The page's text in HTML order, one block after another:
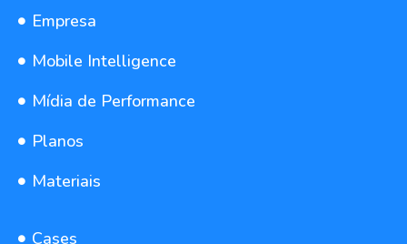
Empresa
Mobile Intelligence
Mídia de Performance
Planos
Materiais
Cases